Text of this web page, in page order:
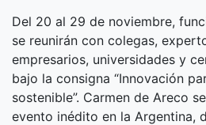
Del 20 al 29 de noviembre,
se reunirán con colegas,
empresarios, universidades y
bajo la consigna “Innovación
sostenible”. Carmen de Areco
evento inédito en la Argentina,